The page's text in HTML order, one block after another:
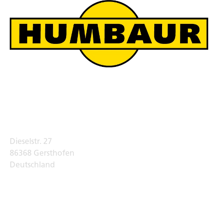
Dieselstr. 27
86368 Gersthofen
Deutschland